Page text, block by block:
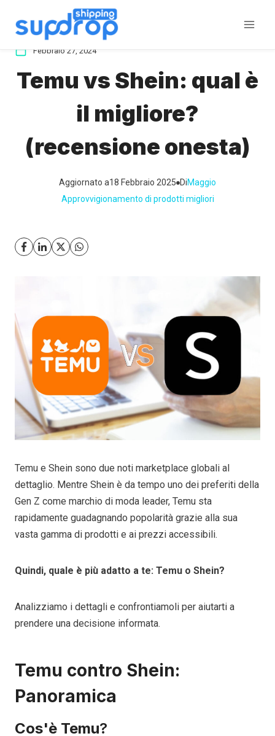
Febbraio 27, 2024
Temu vs Shein: qual è
il migliore?
(recensione onesta)
Aggiornato a18 Febbraio 2025 DiMaggio
Approvvigionamento di prodotti migliori
Temu e Shein sono due noti marketplace globali al
dettaglio. Mentre Shein è da tempo uno dei preferiti della
Gen Z come marchio di moda leader, Temu sta
rapidamente guadagnando popolarità grazie alla sua
vasta gamma di prodotti e ai prezzi accessibili.
Quindi, quale è più adatto a te: Temu o Shein?
Analizziamo i dettagli e confrontiamoli per aiutarti a
prendere una decisione informata.
Temu contro Shein:
Panoramica
Cos'è Temu?